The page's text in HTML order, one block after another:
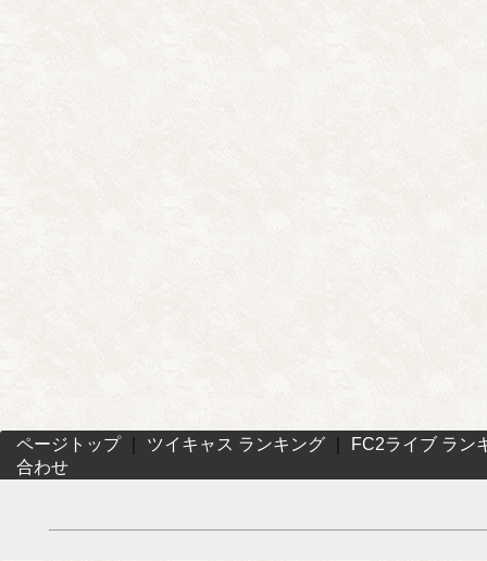
ページトップ｜ ツイキャス ランキング
FC2ライブ ラン
合わせ